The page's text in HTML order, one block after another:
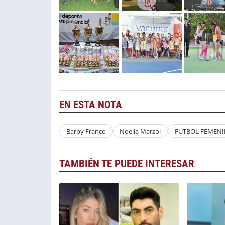
EN ESTA NOTA
Barby Franco Noelia Marzol FUTBOL
TAMBIÉN TE PUEDE INTERESAR